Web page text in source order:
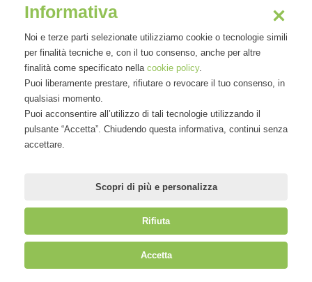
Ufficio stampa
VEM spa
Mirandola Comunicazione S.r.l.| P.IVA IT09580130962 | Cap. Soc.
Informativa
Noi e terze parti selezionate utilizziamo cookie o tecnologie simili
per finalità tecniche e, con il tuo consenso, anche per altre
finalità come specificato nella cookie policy.
Puoi liberamente prestare, rifiutare o revocare il tuo consenso, in
qualsiasi momento.
Puoi acconsentire all’utilizzo di tali tecnologie utilizzando il
pulsante “Accetta”. Chiudendo questa informativa, continui senza
accettare.
Scopri di più e personalizza
Rifiuta
Accetta